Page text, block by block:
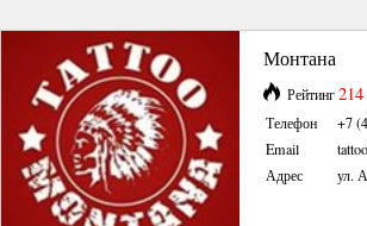
Монтана
Рейтинг214
Телефон
+7
Email
Адрес
ул.